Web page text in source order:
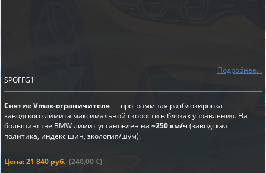
Подробнее...
SPOFFG1
Снятие Vmax-ограничителя— программная разблокировка
заводского лимита максимальной скорости в блоках управления. На
большинстве BMW лимит установлен на ~250 км/ч (заводская
политика, индекс шин, экология/шум).
Цена: 21 840 руб. (240,00 €)